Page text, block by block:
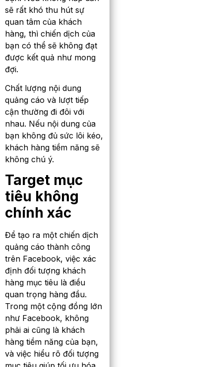
sẽ rất khó thu hút sự
quan tâm của khách
hàng, thì chiến dịch của
bạn có thể sẽ không đạt
được kết quả như mong
đợi.
Chất lượng nội dung
quảng cáo và lượt tiếp
cận thường đi đôi với
nhau. Nếu nội dung của
bạn không đủ sức lôi kéo,
khách hàng tiềm năng sẽ
không chú ý.
Target mục
tiêu không
chính xác
Để tạo ra một chiến dịch
quảng cáo thành công
trên Facebook, việc xác
định đối tượng khách
hàng mục tiêu là điều
quan trọng hàng đầu.
Trong một cộng đồng lớn
như Facebook, không
phải ai cũng là khách
hàng tiềm năng của bạn,
và việc hiểu rõ đối tượng